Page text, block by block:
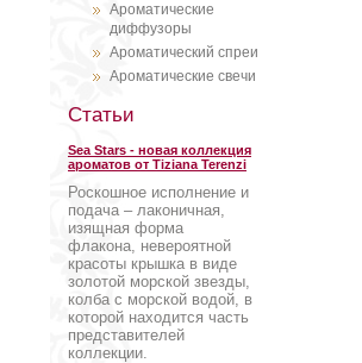
Ароматические
диффузоры
Ароматический спреи
Ароматические свечи
Статьи
Sea Stars - новая коллекция
ароматов от Tiziana Terenzi
Роскошное исполнение и
подача – лаконичная,
изящная форма
флакона, невероятной
красоты крышка в виде
золотой морской звезды,
колба с морской водой, в
которой находится часть
представителей
коллекции.